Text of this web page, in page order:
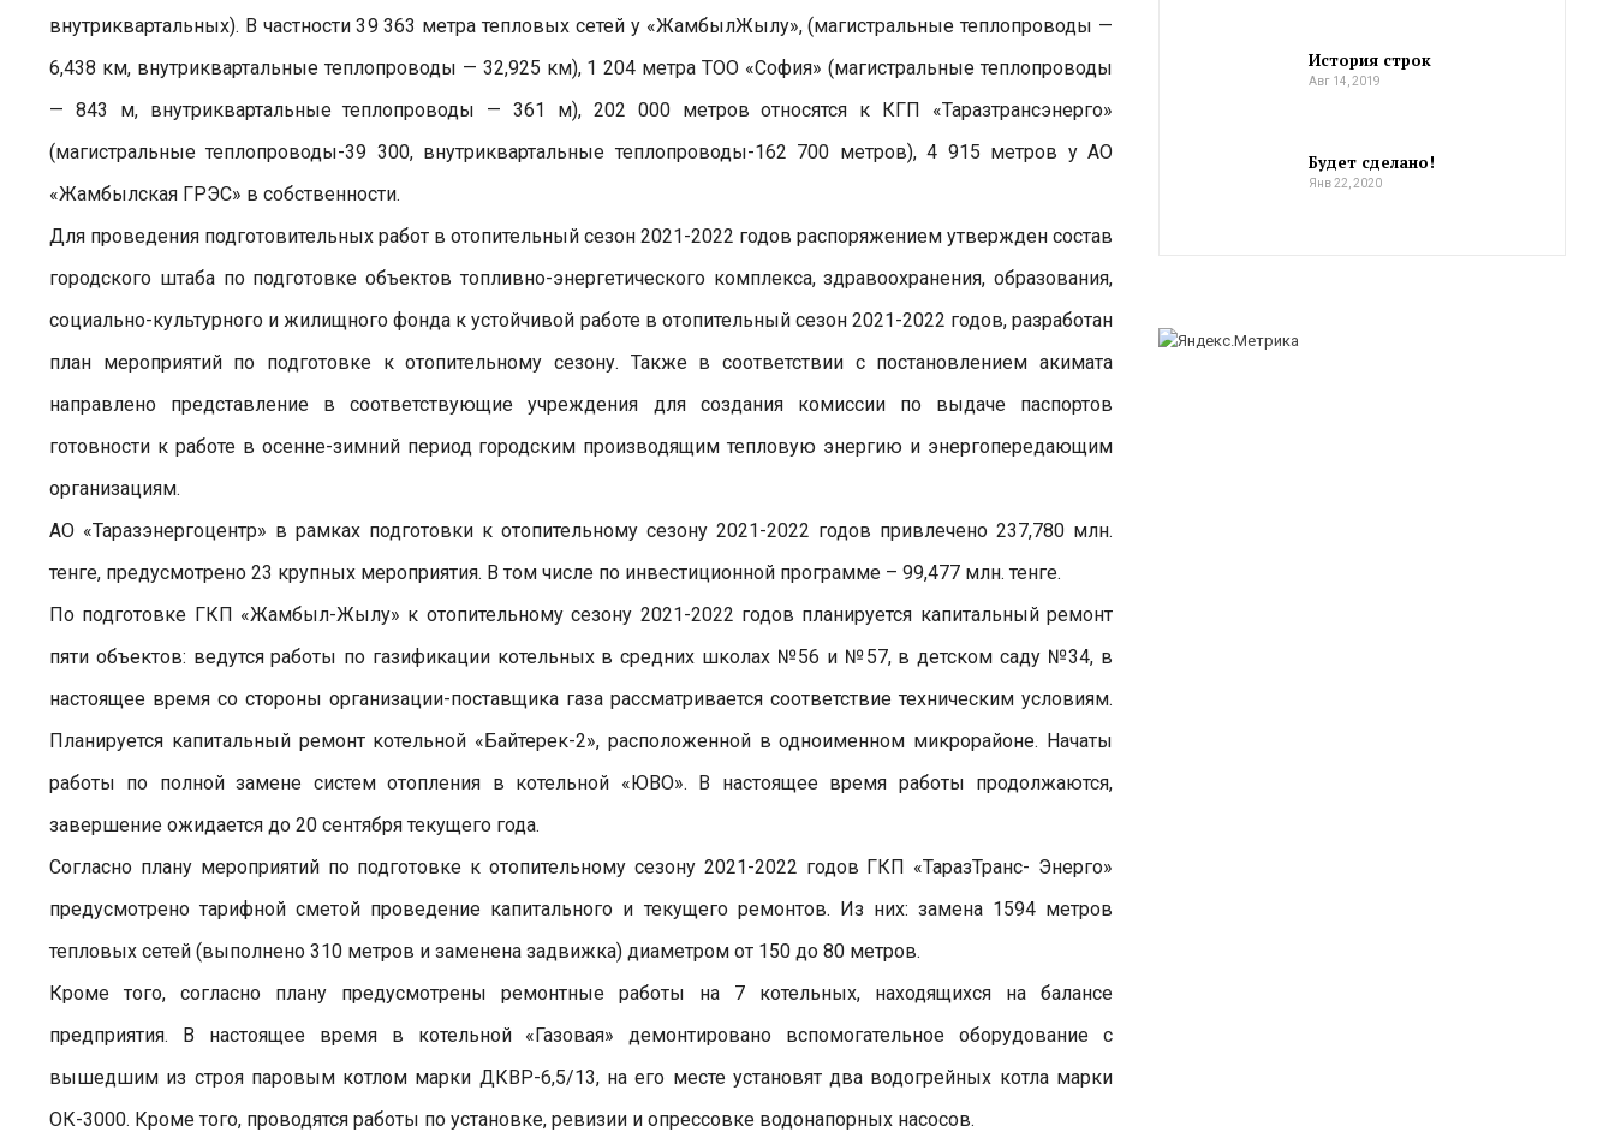
внутриквартальных). В частности 39 363 метра тепловых сетей у «ЖамбылЖылу», (магистральные теплопроводы —
6,438 км, внутриквартальные теплопроводы — 32,925 км), 1 204 метра ТОО «София» (магистральные теплопроводы
— 843 м, внутриквартальные теплопроводы — 361 м), 202 000 метров относятся к КГП «Таразтрансэнерго»
(магистральные теплопроводы-39 300, внутриквартальные теплопроводы-162 700 метров), 4 915 метров у АО
«Жамбылская ГРЭС» в собственности.
Для проведения подготовительных работ в отопительный сезон 2021-2022 годов распоряжением утвержден состав
городского штаба по подготовке объектов топливно-энергетического комплекса, здравоохранения, образования,
социально-культурного и жилищного фонда к устойчивой работе в отопительный сезон 2021-2022 годов, разработан
план мероприятий по подготовке к отопительному сезону. Также в соответствии с постановлением акимата
направлено представление в соответствующие учреждения для создания комиссии по выдаче паспортов
готовности к работе в осенне-зимний период городским производящим тепловую энергию и энергопередающим
организациям.
АО «Таразэнергоцентр» в рамках подготовки к отопительному сезону 2021-2022 годов привлечено 237,780 млн.
тенге, предусмотрено 23 крупных мероприятия. В том числе по инвестиционной программе – 99,477 млн. тенге.
По подготовке ГКП «Жамбыл-Жылу» к отопительному сезону 2021-2022 годов планируется капитальный ремонт
пяти объектов: ведутся работы по газификации котельных в средних школах №56 и №57, в детском саду №34, в
настоящее время со стороны организации-поставщика газа рассматривается соответствие техническим условиям.
Планируется капитальный ремонт котельной «Байтерек-2», расположенной в одноименном микрорайоне. Начаты
работы по полной замене систем отопления в котельной «ЮВО». В настоящее время работы продолжаются,
завершение ожидается до 20 сентября текущего года.
Согласно плану мероприятий по подготовке к отопительному сезону 2021-2022 годов ГКП «ТаразТранс- Энерго»
предусмотрено тарифной сметой проведение капитального и текущего ремонтов. Из них: замена 1594 метров
тепловых сетей (выполнено 310 метров и заменена задвижка) диаметром от 150 до 80 метров.
Кроме того, согласно плану предусмотрены ремонтные работы на 7 котельных, находящихся на балансе
предприятия. В настоящее время в котельной «Газовая» демонтировано вспомогательное оборудование с
вышедшим из строя паровым котлом марки ДКВР-6,5/13, на его месте установят два водогрейных котла марки
ОК-3000. Кроме того, проводятся работы по установке, ревизии и опрессовке водонапорных насосов.
История строк
Авг 14, 2019
Будет сделано!
Янв 22, 2020